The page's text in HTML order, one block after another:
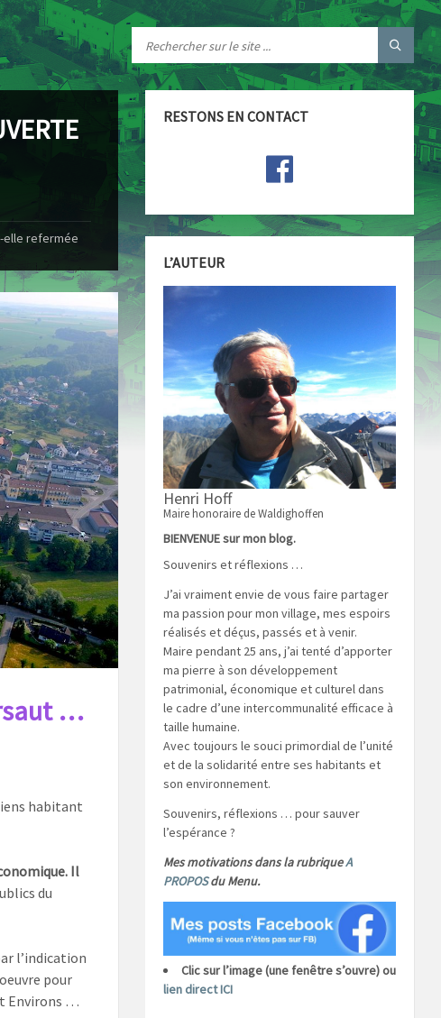
elle refermée
…
habitant
Il
du
l’indication
pour
Environs …
RESTONS EN CONTACT
L’AUTEUR
Henri Hoff
Maire honoraire de Waldighoffen
BIENVENUE sur mon blog.
Souvenirs et réflexions …
J’ai vraiment envie de vous faire partager
ma passion pour mon village, mes espoirs
réalisés et déçus, passés et à venir.
Maire pendant 25 ans, j’ai tenté d’apporter
ma pierre à son développement
patrimonial, économique et culturel dans
le cadre d’une intercommunalité efficace à
taille humaine.
Avec toujours le souci primordial de l’unité
et de la solidarité entre ses habitants et
son environnement.
Souvenirs, réflexions … pour sauver
l’espérance ?
Mes motivations dans la rubriqueA
PROPOSdu Menu.
Clic sur l’image (une fenêtre s’ouvre) ou
lien direct ICI